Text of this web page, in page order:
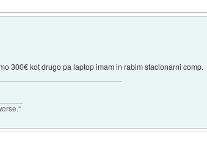
300€ kot drugo pa laptop imam in rabim stacionarni comp.